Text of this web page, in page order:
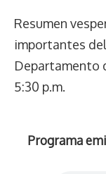
Resumen
importantes
Departamento
5:30 p.m.
Programa